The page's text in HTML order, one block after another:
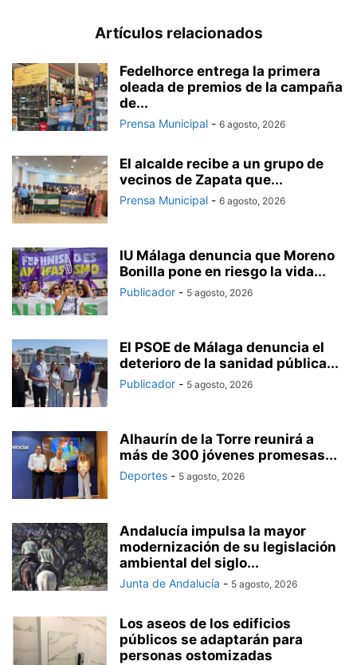
Artículos relacionados
Fedelhorce entrega la primera
oleada de premios de la campaña
de...
Prensa Municipal - 6 agosto, 2026
El alcalde recibe a un grupo de
vecinos de Zapata que...
Prensa Municipal - 6 agosto, 2026
IU Málaga denuncia que Moreno
Bonilla pone en riesgo la vida...
Publicador - 5 agosto, 2026
El PSOE de Málaga denuncia el
deterioro de la sanidad pública...
Publicador - 5 agosto, 2026
Alhaurín de la Torre reunirá a
más de 300 jóvenes promesas...
Deportes - 5 agosto, 2026
Andalucía impulsa la mayor
modernización de su legislación
ambiental del siglo...
Junta de Andalucía - 5 agosto, 2026
Los aseos de los edificios
públicos se adaptarán para
personas ostomizadas